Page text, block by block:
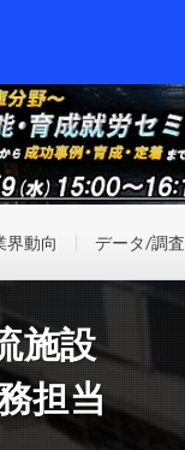
界動向 データ/調査
施設
担当